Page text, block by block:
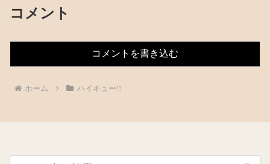
コメント
コメントを書き込む
ホーム ハイキュー!!